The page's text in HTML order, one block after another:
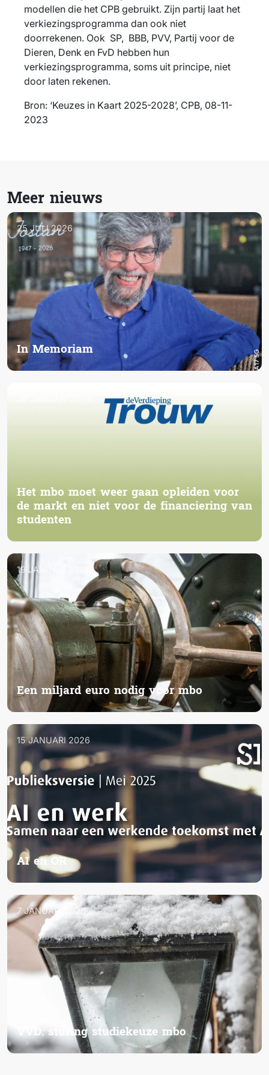
modellen die het CPB gebruikt. Zijn partij laat het
verkiezingsprogramma dan ook niet
doorrekenen. Ook SP, BBB, PVV, Partij voor de
Dieren, Denk en FvD hebben hun
verkiezingsprogramma, soms uit principe, niet
door laten rekenen.
Bron: ‘Keuzes in Kaart 2025-2028’, CPB, 08-11-
2023
Meer nieuws
25 JULI 2026
In Memoriam
Het mbo moet weer gaan opleiden voor
de markt en niet voor de financiering van
studenten
19 JANUARI 2026
Een miljard euro nodig voor mbo
15 JANUARI 2026
AI en OR
7 JANUARI 2026
VVD: sturing studiekeuze mbo